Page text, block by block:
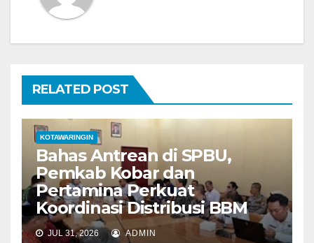
i
p
o
s
RELATED POST
KOTAWARINGIN
Bahas Antrean di SPBU,
Pemkab Kobar dan
Pertamina Perkuat
Koordinasi Distribusi BBM
JUL 31, 2026 ADMIN